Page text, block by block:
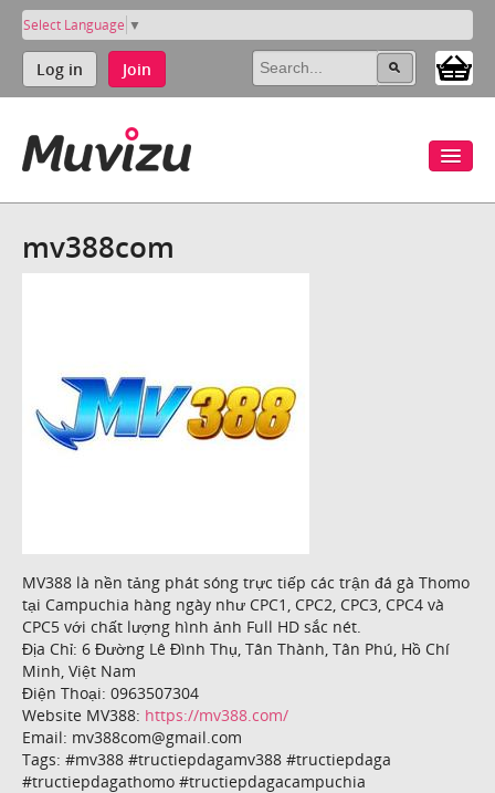
Select Language ▼
Log in Join
mv388com
MV388 là nền tảng phát sóng trực tiếp các trận đá gà Thomo
tại Campuchia hàng ngày như CPC1, CPC2, CPC3, CPC4 và
CPC5 với chất lượng hình ảnh Full HD sắc nét.
Địa Chỉ: 6 Đường Lê Đình Thụ, Tân Thành, Tân Phú, Hồ Chí
Minh, Việt Nam
Điện Thoại: 0963507304
Website MV388: https://mv388.com/
Email: mv388com@gmail.com
Tags: #mv388 #tructiepdagamv388 #tructiepdaga
#tructiepdagathomo #tructiepdagacampuchia